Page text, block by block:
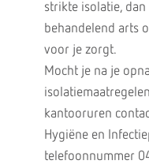
strikte isolatie,
behandelend arts
voor je zorgt.
Mocht je na je
kantooruren
Hygiëne en
telefoonnummer